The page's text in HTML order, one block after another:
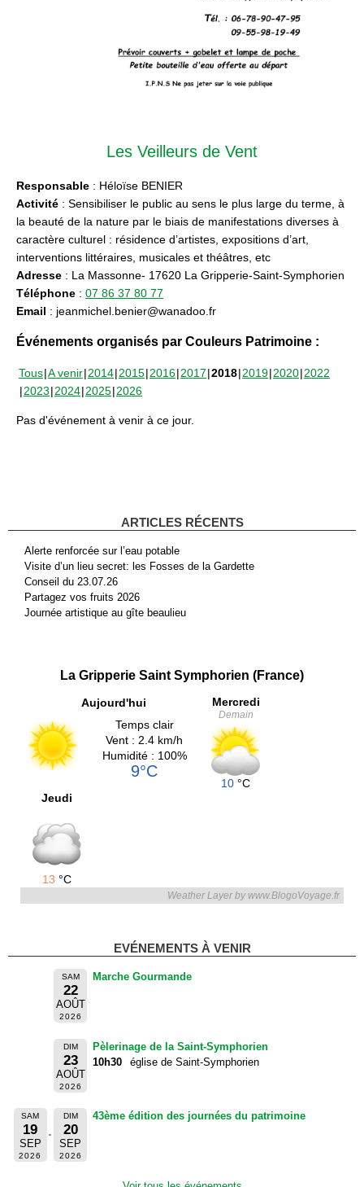
Les Veilleurs de Vent
Responsable : Héloïse BENIER
Activité : Sensibiliser le public au sens le plus large du terme, à
la beauté de la nature par le biais de manifestations diverses à
caractère culturel : résidence d’artistes, expositions d’art,
interventions littéraires, musicales et théâtres, etc
Adresse : La Massonne- 17620 La Gripperie-Saint-Symphorien
Téléphone : 07 86 37 80 77
Email : jeanmichel.benier@wanadoo.fr
Événements organisés par Couleurs Patrimoine :
Tous A venir 2014 2015 2016 2017 2018 2019 2020 2022
2023 2024 2025 2026
Pas d'événement à venir à ce jour.
ARTICLES RÉCENTS
Alerte renforcée sur l’eau potable
Visite d’un lieu secret: les Fosses de la Gardette
Conseil du 23.07.26
Partagez vos fruits 2026
Journée artistique au gîte beaulieu
La Gripperie Saint Symphorien (France)
Aujourd'hui
Temps clair
Vent : 2.4 km/h
Humidité : 100%
9°C
Mercredi
Demain
10 °C
Jeudi
13 °C
Weather Layer by www.BlogoVoyage.fr
EVÉNEMENTS À VENIR
SAM
22
AOÛT
2026
Marche Gourmande
DIM
23
AOÛT
2026
Pèlerinage de la Saint-Symphorien
10h30
église de Saint-Symphorien
SAM
19
SEP
2026
DIM
20
SEP
2026
43ème édition des journées du patrimoine